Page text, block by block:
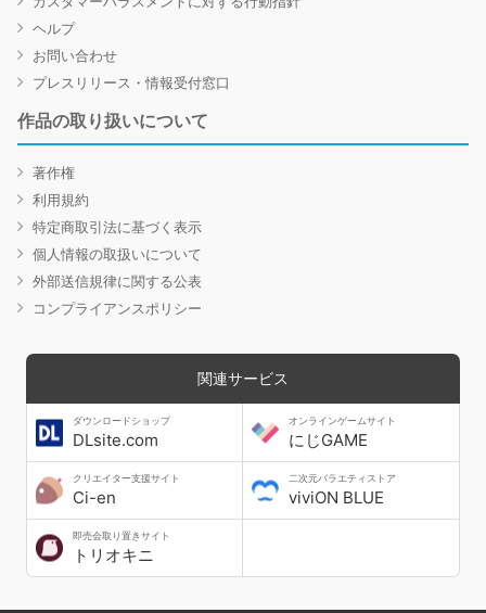
ヘルプ
お問い合わせ
プレスリリース・情報受付窓口
作品の取り扱いについて
著作権
利用規約
特定商取引法に基づく表示
個人情報の取扱いについて
外部送信規律に関する公表
コンプライアンスポリシー
関連サービス
ダウンロードショップ
DLsite.com
オンラインゲームサイト
にじGAME
クリエイター支援サイト
Ci-en
二次元バラエティストア
viviON BLUE
即売会取り置きサイト
トリオキニ